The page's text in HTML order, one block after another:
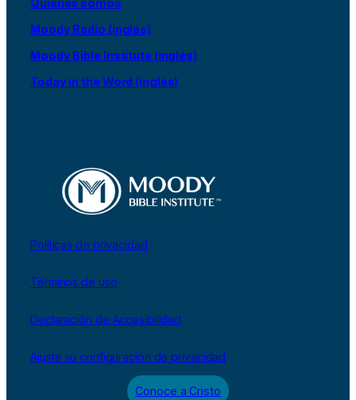
Moody Radio (inglés)
Moody Bible Institute (inglés)
Today in the Word (inglés)
Políticas de privacidad
Términos de uso
Declaración de Accesibilidad
Ajuste su configuración de privacidad
Conoce a Cristo